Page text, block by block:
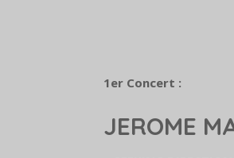
1er Concert :
JEROME